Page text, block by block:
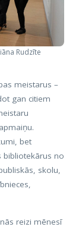
Rudzīte
meistarus –
gan citiem
bet
bibliotekārus no
skolu,
reizi mēnesī